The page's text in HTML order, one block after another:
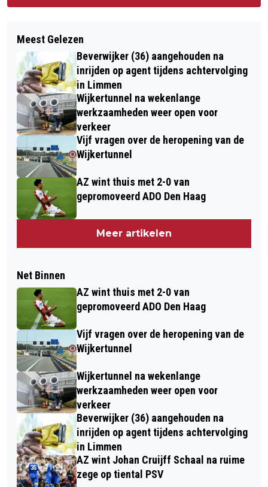
Meest Gelezen
Beverwijker (36) aangehouden na
inrijden op agent tijdens achtervolging
in Limmen
Wijkertunnel na wekenlange
werkzaamheden weer open voor
verkeer
Vijf vragen over de heropening van de
Wijkertunnel
AZ wint thuis met 2-0 van
gepromoveerd ADO Den Haag
Meer artikelen
Net Binnen
AZ wint thuis met 2-0 van
gepromoveerd ADO Den Haag
Vijf vragen over de heropening van de
Wijkertunnel
Wijkertunnel na wekenlange
werkzaamheden weer open voor
verkeer
Beverwijker (36) aangehouden na
inrijden op agent tijdens achtervolging
in Limmen
AZ wint Johan Cruijff Schaal na ruime
zege op tiental PSV